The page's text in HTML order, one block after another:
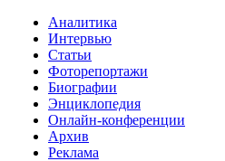
Аналитика
Интервью
Статьи
Фоторепортажи
Биографии
Энциклопедия
Онлайн-конференции
Архив
Реклама